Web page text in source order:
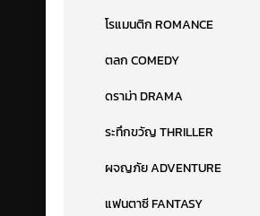
โรแมนติก ROMANCE
ตลก COMEDY
ดราม่า DRAMA
ระทึกขวัญ THRILLER
ผจญภัย ADVENTURE
แฟนตาซี FANTASY